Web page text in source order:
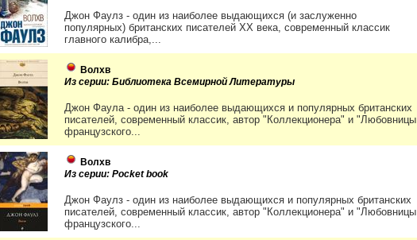
Джон Фаулз - один из наиболее выдающихся (и заслуженно
популярных) британских писателей XX века, современный классик
главного калибра,...
Волхв
Из серии: Библиотека Всемирной Литературы
Джон Фаула - один из наиболее выдающихся и популярных британских
писателей, современный классик, автор "Коллекционера" и "Любовницы
французского...
Волхв
Из серии: Pocket book
Джон Фаулз - один из наиболее выдающихся и популярных британских
писателей, современный классик, автор "Коллекционера" и "Любовницы
французского...